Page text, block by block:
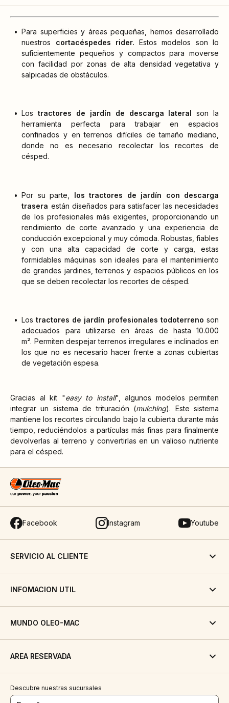
Para superficies y áreas pequeñas, hemos desarrollado
nuestros cortacéspedes rider.Estos modelos son lo
suficientemente pequeños y compactos para moverse
con facilidad por zonas de alta densidad vegetativa y
salpicadas de obstáculos.
Los tractores de jardín de descarga lateral son la
herramienta perfecta para trabajar en espacios
confinados y en terrenos difíciles de tamaño mediano,
donde no es necesario recolectar los recortes de
césped.
Por su parte,
los tractores de jardín con descarga
trasera están diseñados para satisfacer las necesidades
de los profesionales más exigentes, proporcionando un
rendimiento de corte avanzado y una experiencia de
conducción excepcional y muy cómoda. Robustas, fiables
y con una alta capacidad de corte y carga, estas
formidables máquinas son ideales para el mantenimiento
de grandes jardines, terrenos y espacios públicos en los
que se deben recolectar los recortes de césped.
Lostractores de jardín profesionales todoterreno son
adecuados para utilizarse en áreas de hasta 10.000
m². Permiten despejar terrenos irregulares e inclinados en
los que no es necesario hacer frente a zonas cubiertas
de vegetación espesa.
Gracias al kit "easy to install", algunos modelos permiten
integrar un sistema de trituración (mulching). Este sistema
mantiene los recortes circulando bajo la cubierta durante más
tiempo, reduciéndolos a partículas más finas para finalmente
devolverlas al terreno y convertirlas en un valioso nutriente
para el césped.
Facebook Instagram Youtube
SERVICIO AL CLIENTE
INFOMACION UTIL
MUNDO OLEO-MAC
AREA RESERVADA
Descubre nuestras sucursales